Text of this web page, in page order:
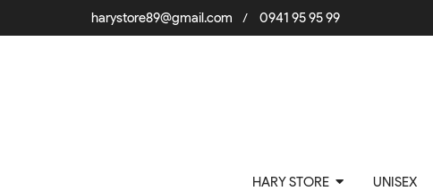
harystore89@gmail.com / 0941 95 95 99
HARY STORE UNISEX